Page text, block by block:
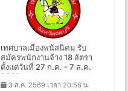
เทศบาลเมืองพนัสนิคม รับ
สมัครพนักงานจ้าง 18 อัตรา
ตั้งแต่วันที่ 27 ก.ค. - 7 ส.ค.
2569
3 ส.ค. 2569 เวลา 20:58 น.